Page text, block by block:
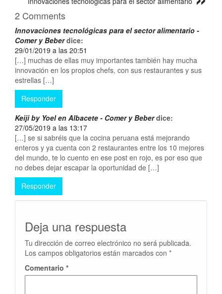
2 Comments
Innovaciones tecnológicas para el sector alimentario -
Comer y Beber dice:
29/01/2019 a las 20:51
[…] muchas de ellas muy importantes también hay mucha
innovación en los propios chefs, con sus restaurantes y sus
estrellas […]
Responder
Keiji by Yoel en Albacete - Comer y Beber dice:
27/05/2019 a las 13:17
[…] se si sabréis que la cocina peruana está mejorando
enteros y ya cuenta con 2 restaurantes entre los 10 mejores
del mundo, te lo cuento en ese post en rojo, es por eso que
no debes dejar escapar la oportunidad de […]
Responder
Deja una respuesta
Tu dirección de correo electrónico no será publicada.
Los campos obligatorios están marcados con *
Comentario *